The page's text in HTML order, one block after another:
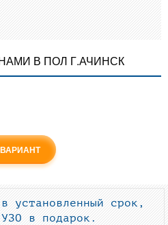
В ПОЛ Г.АЧИНСК
установленный срок,
в подарок.